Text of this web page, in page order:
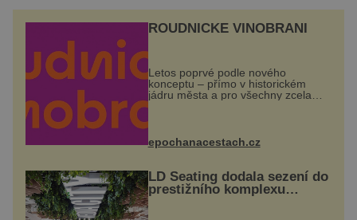
ROUDNICKÉ VINOBRANÍ
Letos poprvé podle nového
konceptu – přímo v historickém
jádru města a pro všechny zcela
zdarma. Hlavní program se
náměstí. Návštěvníci se mohou těšit
na víno, burčák, pes...
epochanacestach.cz
LD Seating dodala sezení do
prestižního komplexu
MediaCityUK v Salfordu